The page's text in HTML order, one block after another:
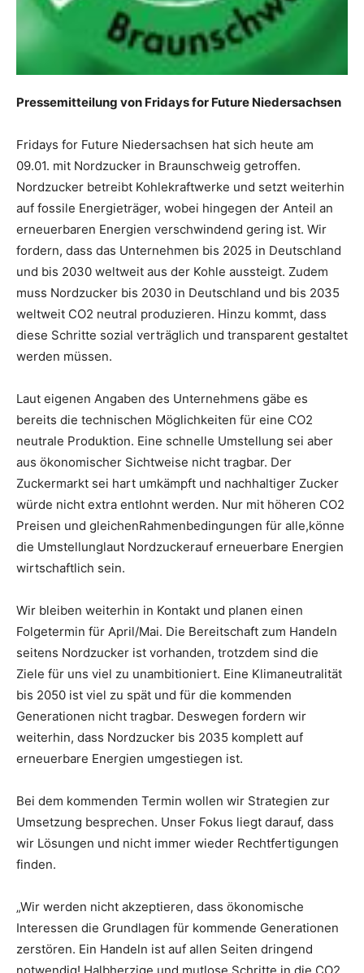
Pressemitteilung von Fridays for Future Niedersachsen
Fridays for Future Niedersachsen hat sich heute am
09.01. mit Nordzucker in Braunschweig getroffen.
Nordzucker betreibt Kohlekraftwerke und setzt weiterhin
auf fossile Energieträger, wobei hingegen der Anteil an
erneuerbaren Energien verschwindend gering ist. Wir
fordern, dass das Unternehmen bis 2025 in Deutschland
und bis 2030 weltweit aus der Kohle aussteigt. Zudem
muss Nordzucker bis 2030 in Deutschland und bis 2035
weltweit CO2 neutral produzieren. Hinzu kommt, dass
diese Schritte sozial verträglich und transparent gestaltet
werden müssen.
Laut eigenen Angaben des Unternehmens gäbe es
bereits die technischen Möglichkeiten für eine CO2
neutrale Produktion. Eine schnelle Umstellung sei aber
aus ökonomischer Sichtweise nicht tragbar. Der
Zuckermarkt sei hart umkämpft und nachhaltiger Zucker
würde nicht extra entlohnt werden. Nur mit höheren CO2
Preisen und gleichenRahmenbedingungen für alle,könne
die Umstellunglaut Nordzuckerauf erneuerbare Energien
wirtschaftlich sein.
Wir bleiben weiterhin in Kontakt und planen einen
Folgetermin für April/Mai. Die Bereitschaft zum Handeln
seitens Nordzucker ist vorhanden, trotzdem sind die
Ziele für uns viel zu unambitioniert. Eine Klimaneutralität
bis 2050 ist viel zu spät und für die kommenden
Generationen nicht tragbar. Deswegen fordern wir
weiterhin, dass Nordzucker bis 2035 komplett auf
erneuerbare Energien umgestiegen ist.
Bei dem kommenden Termin wollen wir Strategien zur
Umsetzung besprechen. Unser Fokus liegt darauf, dass
wir Lösungen und nicht immer wieder Rechtfertigungen
finden.
„Wir werden nicht akzeptieren, dass ökonomische
Interessen die Grundlagen für kommende Generationen
zerstören. Ein Handeln ist auf allen Seiten dringend